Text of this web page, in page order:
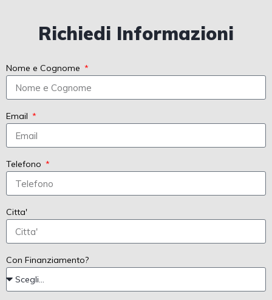
Richiedi Informazioni
Nome e Cognome
Email
Telefono
Citta'
Con Finanziamento?